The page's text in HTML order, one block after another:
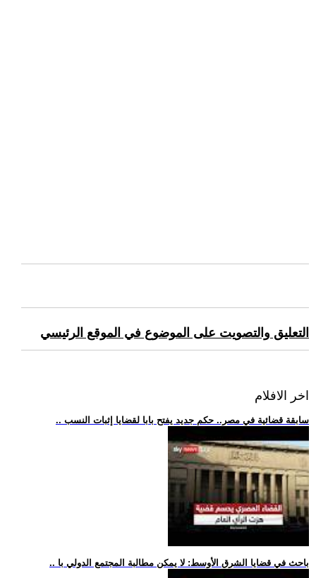
التعليق والتصويت على الموضوع في الموقع الرئيسي
اخر الافلام
.. سابقة قضائية في مصر.. حكم جديد يفتح بابا لقضايا إثبات النسب
.. باحث في قضايا الشرق الأوسط: لا يمكن مطالبة المجتمع الدولي با